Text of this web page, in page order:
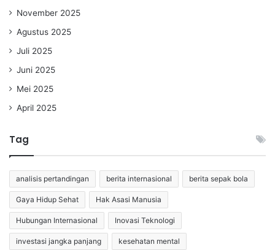
November 2025
Agustus 2025
Juli 2025
Juni 2025
Mei 2025
April 2025
Tag
analisis pertandingan berita internasional berita sepak bola
Gaya Hidup Sehat Hak Asasi Manusia
Hubungan Internasional Inovasi Teknologi
investasi jangka panjang kesehatan mental